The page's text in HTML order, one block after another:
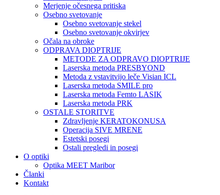
Merjenje očesnega pritiska
Osebno svetovanje
Osebno svetovanje stekel
Osebno svetovanje okvirjev
Očala na obroke
ODPRAVA DIOPTRIJE
METODE ZA ODPRAVO DIOPTRIJE
Laserska metoda PRESBYOND
Metoda z vstavitvijo leče Visian ICL
Laserska metoda SMILE pro
Laserska metoda Femto LASIK
Laserska metoda PRK
OSTALE STORITVE
Zdravljenje KERATOKONUSA
Operacija SIVE MRENE
Estetski posegi
Ostali pregledi in posegi
O optiki
Optika MEET Maribor
Članki
Kontakt